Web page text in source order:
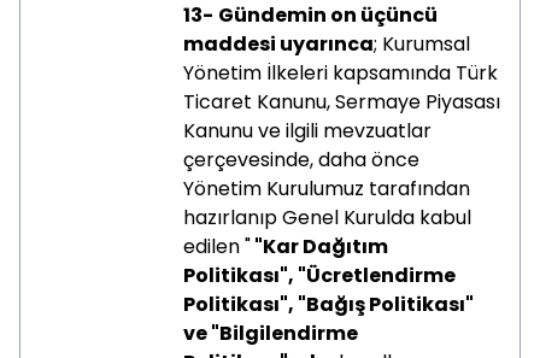
13- Gündemin on üçüncü
maddesi uyarınca; Kurumsal
Yönetim İlkeleri kapsamında Türk
Ticaret Kanunu, Sermaye Piyasası
Kanunu ve ilgili mevzuatlar
çerçevesinde, daha önce
Yönetim Kurulumuz tarafından
hazırlanıp Genel Kurulda kabul
edilen ""Kar Dağıtım
Politikası", "Ücretlendirme
Politikası", "Bağış Politikası"
ve "Bilgilendirme